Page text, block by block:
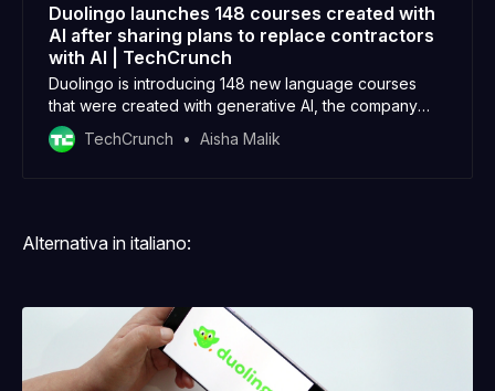
Duolingo launches 148 courses created with
AI after sharing plans to replace contractors
with AI | TechCrunch
Duolingo is introducing 148 new language courses
that were created with generative AI, the company
announced on Wednesday. The launch comes as
Duolingo
TechCrunch Aisha Malik
Alternativa in italiano: